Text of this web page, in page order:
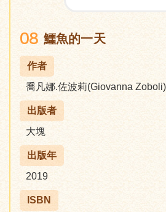
08 鱷魚的一天
作者
喬凡娜.佐波莉(Giovanna Zoboli)
出版者
大塊
出版年
2019
ISBN